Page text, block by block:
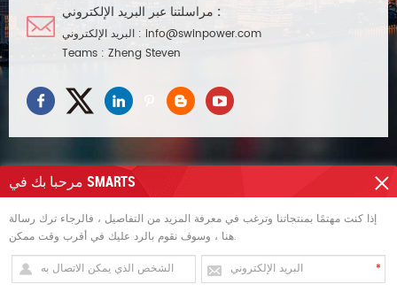
مراسلتنا عبر البريد الإلكتروني :
البريد الإلكتروني : info@swinpower.com
Teams : Zheng Steven
العلامات الساخنة
الاشتراك للحصول على التحديثات
مرحبا بك في SMARTS
إذا كنت مهتمًا بمنتجاتنا وترغب في معرفة المزيد من التفاصيل ، فالرجاء ترك رسالة
هنا ، وسوف نقوم بالرد عليك في أقرب وقت ممكن.